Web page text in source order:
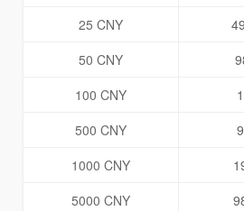
25 CNY
50 CNY
100 CNY
500 CNY
1000 CNY
5000 CNY